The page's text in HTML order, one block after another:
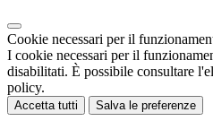
Cookie necessari per il
I cookie necessari per il
disabilitati. È possibile consultare
policy.
Accetta tutti Salva le preferenze